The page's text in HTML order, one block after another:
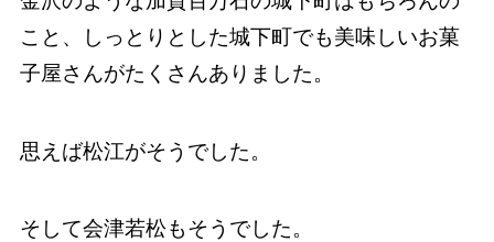
こと、しっとりとした城下町でも美味しいお菓
子屋さんがたくさんありました。
思えば松江がそうでした。
そして会津若松もそうでした。